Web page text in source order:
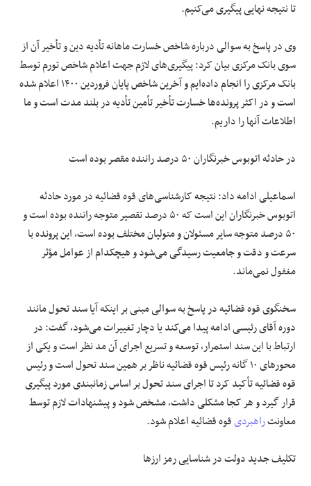
تا نتیجه نهایی پیگیری می‌کنیم.
وی در پاسخ به سوالی درباره شاخص خسارت ماهانه تأدیه دین و تأخیر آن از
سوی بانک مرکزی بیان کرد: پیگیری‌های لازم جهت اعلام شاخص تورم توسط
بانک مرکزی را انجام داده‌ایم و آخرین شاخص پایان فروردین ۱۴۰۰ اعلام شده
است و در اکثر پرونده‌ها خسارت تأخیر تأمین تأدیه در بلند مدت است و ما
اطلاعات آنها را داریم.
در حادثه اتوبوس خبرنگاران ۵۰ درصد راننده مقصر بوده است
اسماعیلی ادامه داد: نتیجه کارشناسی‌های قوه قضائیه در مورد حادثه
اتوبوس خبرنگاران این است که ۵۰ درصد تقصیر متوجه راننده بوده است و
۵۰ درصد متوجه سایر مسئولان و متولیان مختلف بوده است، این پرونده با
سرعت و دقت و جامعیت رسیدگی می‌شود و هیچکدام از عوامل مؤثر
مغفول نمی‌ماند.
سخنگوی قوه قضائیه در پاسخ به سوالی مبنی بر اینکه آیا سند تحول مانند
دوره آقای رئیسی ادامه پیدا می‌کند یا دچار تغییرات می‌شود، گفت: در
ارتباط با این سند استمرار، توسعه و تسریع اجرای آن مد نظر است و یکی از
محورهای ۱۰ گانه رئیس قوه قضائیه ناظر بر همین سند تحول است و رئیس
قوه قضائیه تأکید کرد تا اجرای سند تحول بر اساس زمانبندی مورد پیگیری
قرار گیرد و هر کجا مشکلی داشت، مشخص شود و پیشنهادات لازم توسط
معاونتراهبردیقوه قضائیه اعلام شود.
تکلیف جدید دولت در شناسایی رمز ارزها